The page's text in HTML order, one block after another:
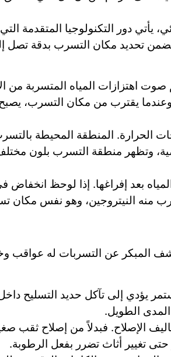
دور التكنولوجيا المتقدمة
اهتزازات المياه المتسربة من
وعندما يقترب من مكان التسرب،
الحرارة. المنطقة المحيطة
وتظهر منطقة التسرب بلون
بعد إفراغها. إذا لوحظ
منه النيتروجين، وهو نفس مكان
المبكر عن التسربات له عواقب
يؤدي إلى تآكل حديد التسليح
الطويل.
الإصلاح. فبدلاً من إصلاح ثقب
تغيير أثاث تضرر بفعل الرطوبة.